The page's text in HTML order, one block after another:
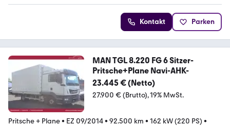
Kontakt Parken
MAN TGL 8.220 FG 6 Sitzer-
Pritsche+Plane Navi-AHK-
23.445 € (Netto)
27.900 € (Brutto) 19% MwSt.
Pritsche + Plane• EZ 09/2014• 92.500 km • 162 kW (220 PS) •